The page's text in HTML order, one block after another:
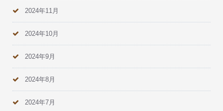
2024年11月
2024年10月
2024年9月
2024年8月
2024年7月